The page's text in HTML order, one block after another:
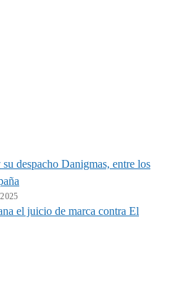
despacho Danigmas, entre los
el juicio de marca contra El